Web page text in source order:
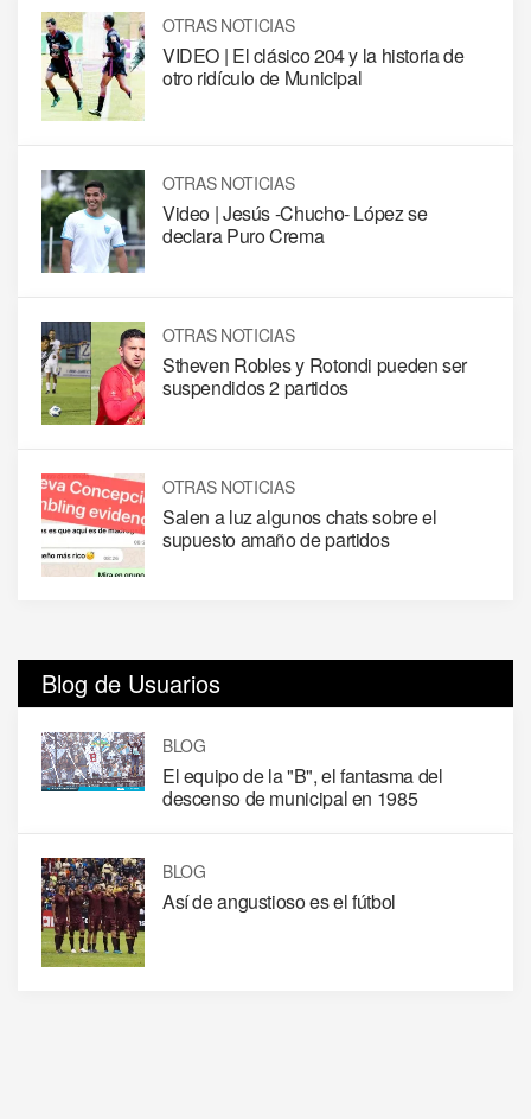
OTRAS NOTICIAS
VIDEO | El clásico 204 y la historia de
otro ridículo de Municipal
OTRAS NOTICIAS
Video | Jesús -Chucho- López se
declara Puro Crema
OTRAS NOTICIAS
Stheven Robles y Rotondi pueden ser
suspendidos 2 partidos
OTRAS NOTICIAS
Salen a luz algunos chats sobre el
supuesto amaño de partidos
Blog de Usuarios
BLOG
El equipo de la "B", el fantasma del
descenso de municipal en 1985
BLOG
Así de angustioso es el fútbol